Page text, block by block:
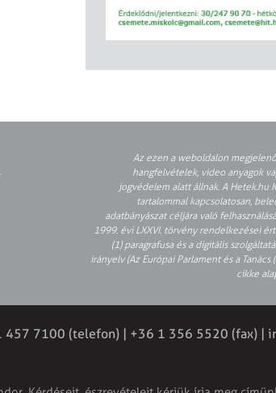
Az ezen a weboldalon
hangfelvételek, video anyagok
jogvédelem alatt állnak. A Hetek.hu
tartalommal kapcsolatosan,
adatbányászat céljára való
1999. évi LXXVI. törvény rendelkezései
(1) paragrafusa és a digitális
irányelv (Az Európai Parlament és a
cikke
457 7100 (telefon) | +36 1 356 5520 (fax) |